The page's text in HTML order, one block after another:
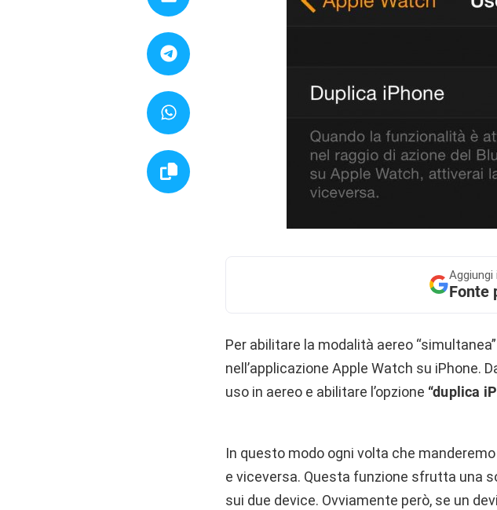
Aggiungi
Fonte
Per abilitare la modalità aereo
nell’applicazione Apple Watch su iPhone.
uso in aereo e abilitare l’opzione “duplica
In questo modo ogni volta che manderemo
e viceversa. Questa funzione sfrutta una
sui due device. Ovviamente però, se un